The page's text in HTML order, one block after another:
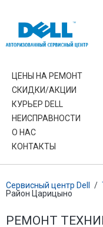
ЦЕНЫ НА РЕМОНТ
СКИДКИ/АКЦИИ
КУРЬЕР DELL
НЕИСПРАВНОСТИ
О НАС
КОНТАКТЫ
Сервисный центр Dell /
Район Царицыно
РЕМОНТ